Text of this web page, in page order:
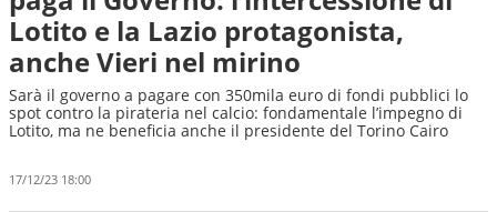
Lotito e la Lazio protagonista,
anche Vieri nel mirino
Sarà il governo a pagare con 350mila euro di fondi pubblici lo
spot contro la pirateria nel calcio: fondamentale l’impegno di
Lotito, ma ne beneficia anche il presidente del Torino Cairo
17/12/23 18:00